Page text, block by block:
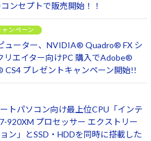
ンセプトで販売開始！！
ンペーン
ューター、NVIDIA® Quadro® FX シ
リエイター向けPC 購入でAdobe®
プレゼントキャンペーン開始!!
トパソコン向け最上位CPU「インテ
920XM プロセッサー エクストリー
ン」とSSD・HDDを同時に搭載した